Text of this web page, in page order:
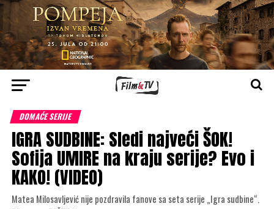
DOMAĆE SERIJE
IGRA SUDBINE: Sledi najveći ŠOK!
Sofija UMIRE na kraju serije? Evo i
KAKO! (VIDEO)
Matea Milosavljević nije pozdravila fanove sa seta serije „Igra sudbine“.